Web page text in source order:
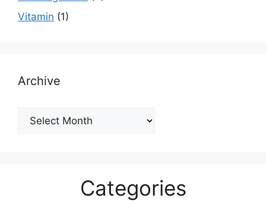
Vitamin (1)
Archive
Archive
Categories